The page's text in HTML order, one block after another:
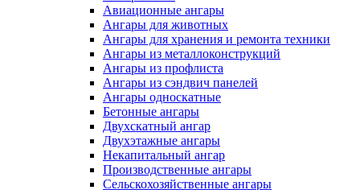
Авиационные ангары
Ангары для животных
Ангары для хранения и ремонта техники
Ангары из металлоконструкций
Ангары из профлиста
Ангары из сэндвич панелей
Ангары односкатные
Бетонные ангары
Двухскатный ангар
Двухэтажные ангары
Некапитальный ангар
Производственные ангары
Сельскохозяйственные ангары